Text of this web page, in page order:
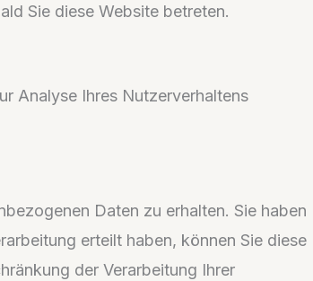
Sie diese Website betreten.
Analyse Ihres Nutzerverhaltens
Daten zu erhalten. Sie haben
erteilt haben, können Sie diese
der Verarbeitung Ihrer